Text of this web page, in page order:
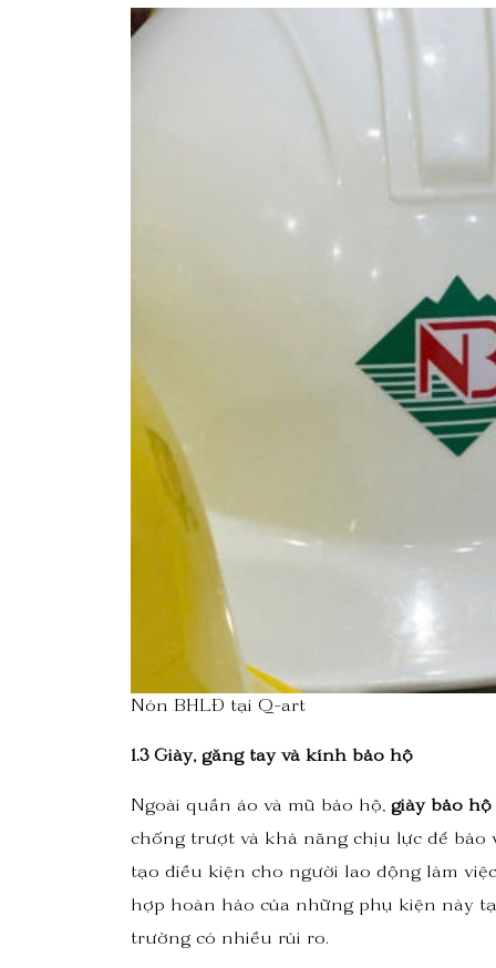
Nón BHLĐ tại Q-art
1.3 Giày, găng tay và kính bảo hộ
Ngoài quần áo và mũ bảo hộ,giày bảo hộ
chống trượt và khả năng chịu lực để
tạo điều kiện cho người lao động làm
hợp hoàn hảo của những phụ kiện này
trường có nhiều rủi ro.